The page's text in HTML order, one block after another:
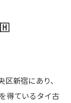
新宿にあり、
得ているタイ古